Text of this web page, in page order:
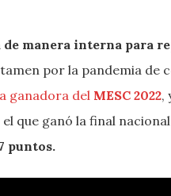
de manera interna para
por la pandemia de
ganadora del MESC 2022,
que ganó la final
puntos.